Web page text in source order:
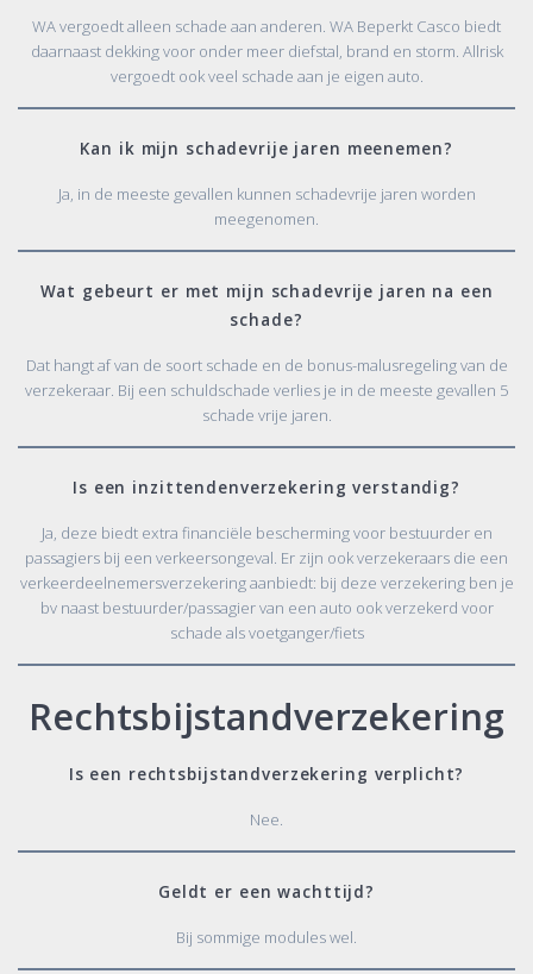
WA vergoedt alleen schade aan anderen. WA Beperkt Casco biedt
daarnaast dekking voor onder meer diefstal, brand en storm. Allrisk
vergoedt ook veel schade aan je eigen auto.
Kan ik mijn schadevrije jaren meenemen?
Ja, in de meeste gevallen kunnen schadevrije jaren worden
meegenomen.
Wat gebeurt er met mijn schadevrije jaren na een
schade?
Dat hangt af van de soort schade en de bonus-malusregeling van de
verzekeraar. Bij een schuldschade verlies je in de meeste gevallen 5
schade vrije jaren.
Is een inzittendenverzekering verstandig?
Ja, deze biedt extra financiële bescherming voor bestuurder en
passagiers bij een verkeersongeval. Er zijn ook verzekeraars die een
verkeerdeelnemersverzekering aanbiedt: bij deze verzekering ben je
bv naast bestuurder/passagier van een auto ook verzekerd voor
schade als voetganger/fiets
Rechtsbijstandverzekering
Is een rechtsbijstandverzekering verplicht?
Nee.
Geldt er een wachttijd?
Bij sommige modules wel.